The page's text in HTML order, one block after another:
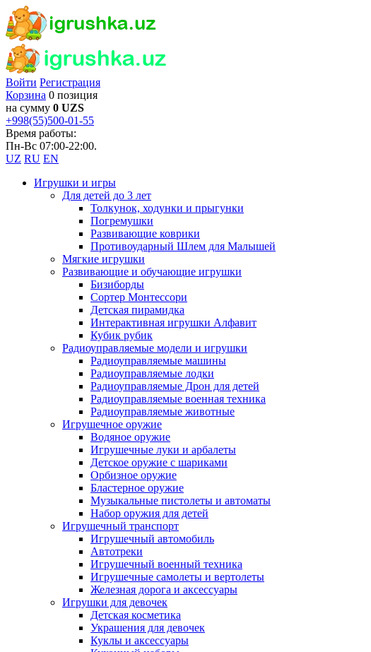
Войти Регистрация
Корзина 0 позиция
на сумму 0 UZS
+998(55)500-01-55
Время работы:
Пн-Вс 07:00-22:00.
UZ RU EN
Игрушки и игры
Для детей до 3 лет
Толкунок, ходунки и прыгунки
Погремушки
Развивающие коврики
Противоударный Шлем для Малышей
Мягкие игрушки
Развивающие и обучающие игрушки
Бизиборды
Сортер Монтессори
Детская пирамидка
Интерактивная игрушки Алфавит
Кубик рубик
Радиоуправляемые модели и игрушки
Радиоуправляемые машины
Радиоуправляемые лодки
Радиоуправляемые Дрон для детей
Радиоуправляемые военная техника
Радиоуправляемые животные
Игрушечное оружие
Водяное оружие
Игрушечные луки и арбалеты
Детское оружие с шариками
Орбизное оружие
Бластерное оружие
Музыкальные пистолеты и автоматы
Набор оружия для детей
Игрушечный транспорт
Игрушечный автомобиль
Aвтотреки
Игрушечный военный техника
Игрушечные самолеты и вертолеты
Железная дорога и аксессуары
Игрушки для девочек
Детская косметика
Украшения для девочек
Куклы и аксессуары